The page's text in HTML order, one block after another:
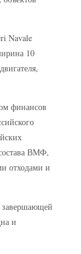
Navale
10
финансов
ВМФ,
отходами и
и